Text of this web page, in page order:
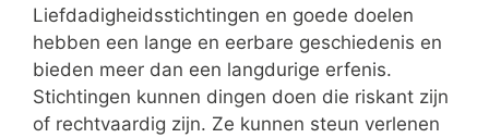
Liefdadigheidsstichtingen en goede doelen
hebben een lange en eerbare geschiedenis en
bieden meer dan een langdurige erfenis.
Stichtingen kunnen dingen doen die riskant zijn
of rechtvaardig zijn. Ze kunnen steun verlenen